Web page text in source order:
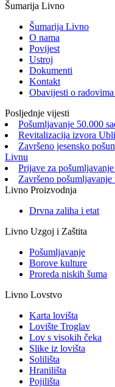
Šumarija Livno
Šumarija Livno
O nama
Povijest
Ustroj
Dokumenti
Kontakt
Obavijesti o
Posljednje vijesti
Pošumljavanje 50.000
Revitalizacija izvora
Završeno jesensko
Livnu
Prijave za
Završeno
Livno Proizvodnja
Drvna zaliha i etat
Livno Uzgoj i Zaštita
Pošumljavanje
Borove kulture
Proreda niskih šuma
Livno Lovstvo
Karta lovišta
Lovište Troglav
Lov s visokih čeka
Slike iz lovišta
Solilišta
Hranilišta
Pojilišta